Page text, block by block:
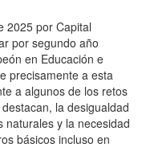
2025 por Capital
por segundo año
en Educación e
precisamente a esta
a algunos de los retos
la desigualdad
naturales y la necesidad
básicos incluso en